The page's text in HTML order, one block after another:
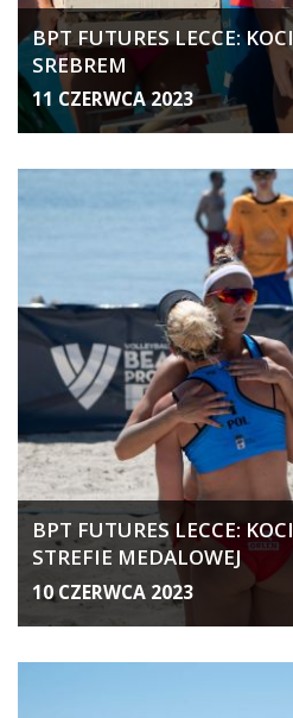
BPT FUTURES LECCE:
SREBREM
11 CZERWCA 2023
BPT FUTURES LECCE:
STREFIE MEDALOWEJ
10 CZERWCA 2023